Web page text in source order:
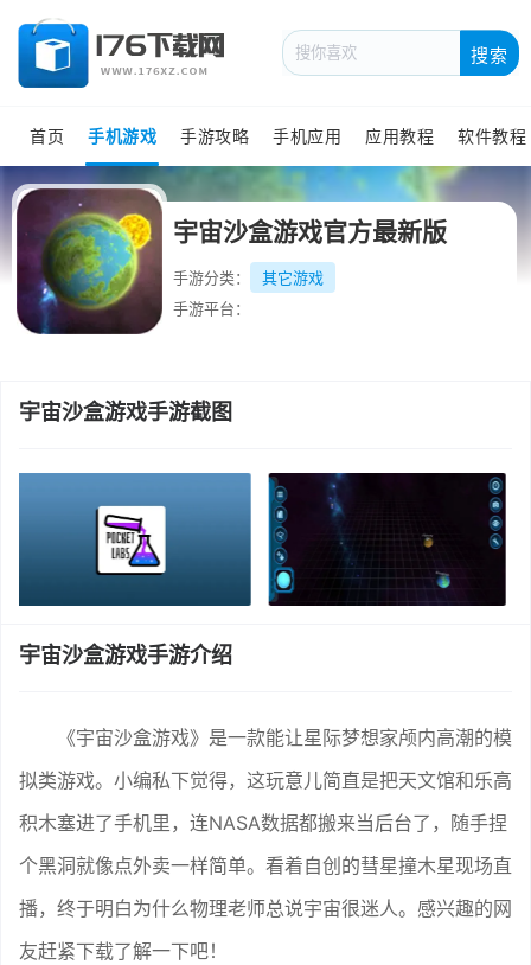
搜索
首页 手机游戏 手游攻略 手机应用 应用教程 软件教程
宇宙沙盒游戏官方最新版
手游分类：
其它游戏
手游平台：
宇宙沙盒游戏手游截图
宇宙沙盒游戏手游介绍
《宇宙沙盒游戏》是一款能让星际梦想家颅内高潮的模
拟类游戏。小编私下觉得，这玩意儿简直是把天文馆和乐高
积木塞进了手机里，连NASA数据都搬来当后台了，随手捏
个黑洞就像点外卖一样简单。看着自创的彗星撞木星现场直
播，终于明白为什么物理老师总说宇宙很迷人。感兴趣的网
友赶紧下载了解一下吧！